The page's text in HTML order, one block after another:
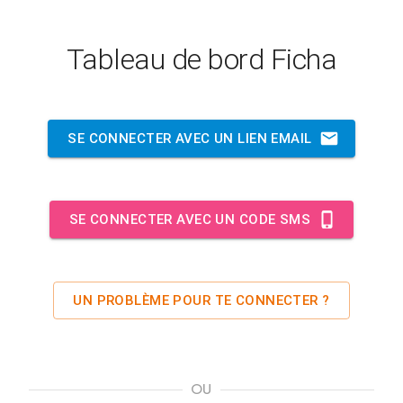
Tableau de bord Ficha
SE CONNECTER AVEC UN LIEN EMAIL
SE CONNECTER AVEC UN CODE SMS
UN PROBLÈME POUR TE CONNECTER ?
OU